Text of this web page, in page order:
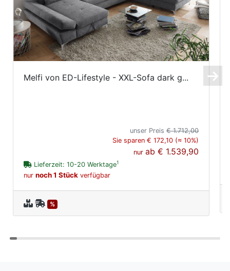
Melfi von ED-Lifestyle - XXL-Sofa dark g...
unser Preis€ 1.712,00
Sie sparen € 172,10 (≈ 10%)
nurab€ 1.539,90
Lieferzeit: 10-20 Werktage1
nur noch 1 Stück verfügbar
%